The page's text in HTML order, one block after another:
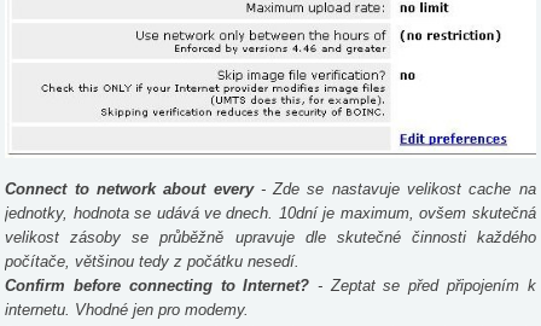
Connect to network about every- Zde se nastavuje velikost cache na
jednotky, hodnota se udává ve dnech. 10dní je maximum, ovšem skutečná
velikost zásoby se průběžně upravuje dle skutečné činnosti každého
počítače, většinou tedy z počátku nesedí.
Confirm before connecting to Internet? - Zeptat se před připojením k
internetu. Vhodné jen pro modemy.